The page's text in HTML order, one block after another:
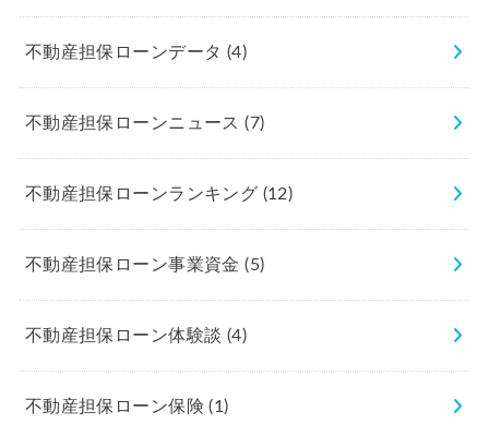
不動産担保ローンデータ (4)
不動産担保ローンニュース(7)
不動産担保ローンランキング (12)
不動産担保ローン事業資金(5)
不動産担保ローン体験談 (4)
不動産担保ローン保険(1)